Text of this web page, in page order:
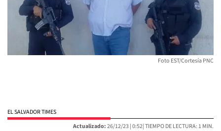
Foto EST/Cortesía PNC
EL SALVADOR TIMES
Actualizado:26/12/23 |0:52| TIEMPO DE LECTURA: 1 MIN.